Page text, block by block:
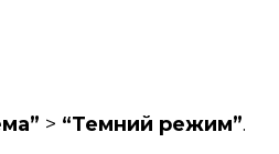
> “Темний режим”.